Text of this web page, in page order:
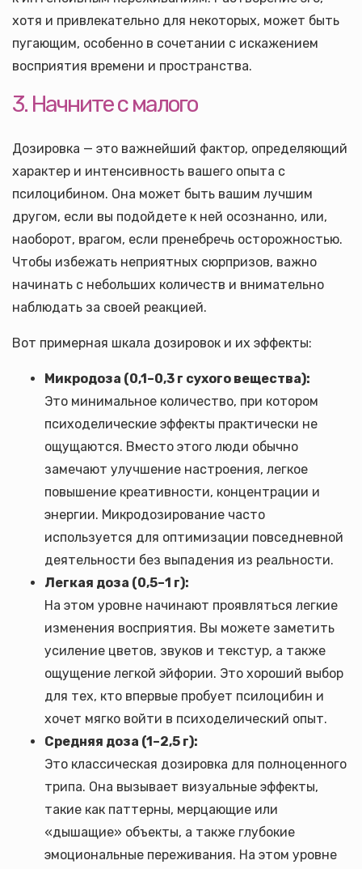
хотя и привлекательно для некоторых, может быть
пугающим, особенно в сочетании с искажением
восприятия времени и пространства.
3. Начните с малого
Дозировка — это важнейший фактор, определяющий
характер и интенсивность вашего опыта с
псилоцибином. Она может быть вашим лучшим
другом, если вы подойдете к ней осознанно, или,
наоборот, врагом, если пренебречь осторожностью.
Чтобы избежать неприятных сюрпризов, важно
начинать с небольших количеств и внимательно
наблюдать за своей реакцией.
Вот примерная шкала дозировок и их эффекты:
Микродоза (0,1–0,3 г сухого вещества):
Это минимальное количество, при котором
психоделические эффекты практически не
ощущаются. Вместо этого люди обычно
замечают улучшение настроения, легкое
повышение креативности, концентрации и
энергии. Микродозирование часто
используется для оптимизации повседневной
деятельности без выпадения из реальности.
Легкая доза (0,5–1 г):
На этом уровне начинают проявляться легкие
изменения восприятия. Вы можете заметить
усиление цветов, звуков и текстур, а также
ощущение легкой эйфории. Это хороший выбор
для тех, кто впервые пробует псилоцибин и
хочет мягко войти в психоделический опыт.
Средняя доза (1–2,5 г):
Это классическая дозировка для полноценного
трипа. Она вызывает визуальные эффекты,
такие как паттерны, мерцающие или
«дышащие» объекты, а также глубокие
эмоциональные переживания. На этом уровне